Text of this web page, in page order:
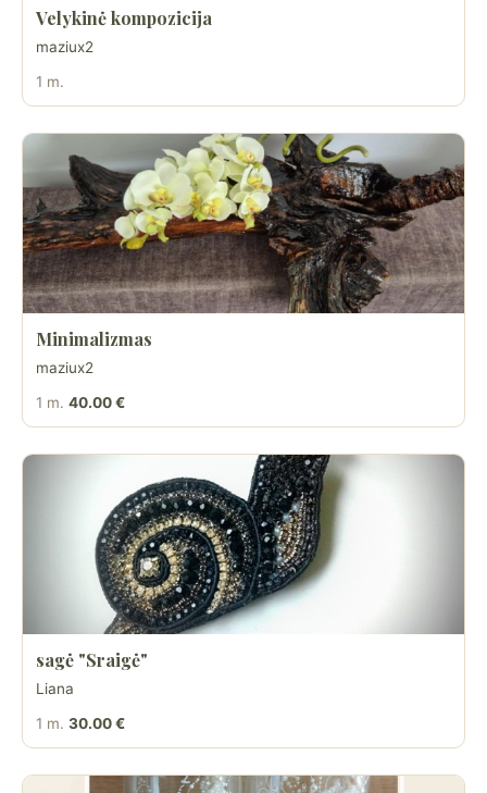
Velykinė kompozicija
maziux2
1 m.
Minimalizmas
maziux2
1 m. 40.00 €
sagė "Sraigė"
Liana
1 m. 30.00 €